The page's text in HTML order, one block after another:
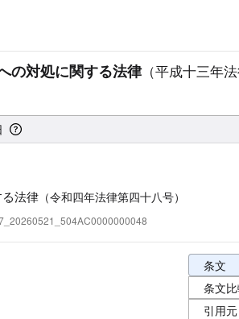
の対処に関する法律（平成十三年法
法律 （令和四年法律第四十八号）
条文表
条文
条文
引用元